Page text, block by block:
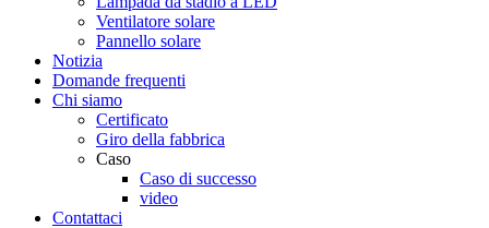
Ventilatore solare
Pannello solare
Notizia
Domande frequenti
Chi siamo
Certificato
Giro della fabbrica
Caso
Caso di successo
video
Contattaci